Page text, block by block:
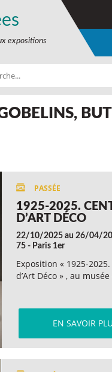
expositions
1925-2025.
D’ART DÉCO
22/10/2025 au 26/04/
75 - Paris 1er
Exposition « 1925-
d’Art Déco » , au
EN SAVOIR